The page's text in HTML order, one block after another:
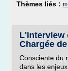
Thèmes liés :
L'interview
Chargée
Consciente du
dans les